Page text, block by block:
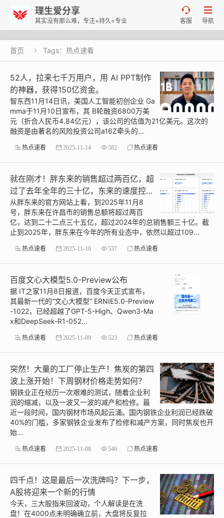
理生爱分享
其实没有那么难，专注+持久=专业

导航

客服
首页  Tags：热点速看
52人，拉来七千万用户，用 AI PPT制作
的神器，获得150亿资金。
智东西11月14日讯，美国人工智能初创企业 Ga
mma于11月10日宣布，其 B轮融资6800万美
元（折合人民币4.84亿元），该公司的估值为21亿美元。这次的
融资是由著名的风险投资公司a16Z牵头的...
热点速看 2025-11-14 582 热点速看
就在刚才！胖东来的销售超过两百亿，超
过了去年全年的三十亿，东来的速度控制
宣告失败
从胖东来的官方网站上看，到2025年11月8
号，胖东来在许昌市的销售总额将超过两百
亿，达到二十二点三十五亿，超过2024年的总销售额三十亿。截
止到2025年，胖东来在今年的所有业态中，依然以超过109...
热点速看 2025-11-10 537 热点速看
百度文心大模型5.0-Preview公布
据 IT之家11月8日报道，百度今天正式宣布，
其最新一代的“文心大模型” ERNIE5.0-Preview
-1022，已经超越了GPT-5-High、Qwen3-Ma
x和DeepSeek-R1-052...
热点速看 2025-11-09 523 热点速看
突然！大量的工厂停止生产！焦炭的第四
波上涨开始！下周钢材价格走势如何？
钢铁业正在经历一次艰难的测试，随着企业利
润的缩减，以及一波又一波的减产和检修。最
近一段时间，国内钢材市场风起云涌。国内钢铁企业利润已经跌破
40%的门槛，多家钢铁企业发布了检修和减产方案，同时焦炭也开
始...
热点速看 2025-11-08 546 热点速看
四千点！这是最后一次洗牌吗？下一步，
A股将迎来一个新的行情
今天，三大股指来回波动，个人解读是在洗
盘！在4000点未明确确立前，大盘将反复拉